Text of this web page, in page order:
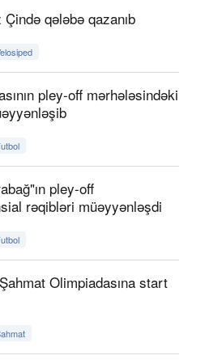
qələbə qazanıb
pley-off mərhələsindəki
pley-off
rəqibləri müəyyənləşdi
Olimpiadasına start